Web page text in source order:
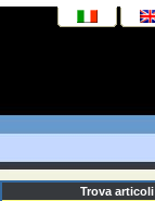
Trova articoli